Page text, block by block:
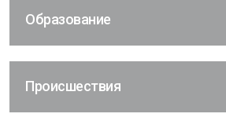
Образование
Происшествия